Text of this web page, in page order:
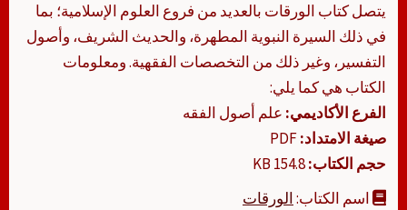
يتصل كتاب الورقات بالعديد من فروع العلوم الإسلامية؛ بما
في ذلك السيرة النبوية المطهرة، والحديث الشريف، وأصول
التفسير، وغير ذلك من التخصصات الفقهية. ومعلومات
الكتاب هي كما يلي:
الفرع الأكاديمي: علم أصول الفقه
صيغة الامتداد:
حجم الكتاب:
اسم الكتاب:الورقات